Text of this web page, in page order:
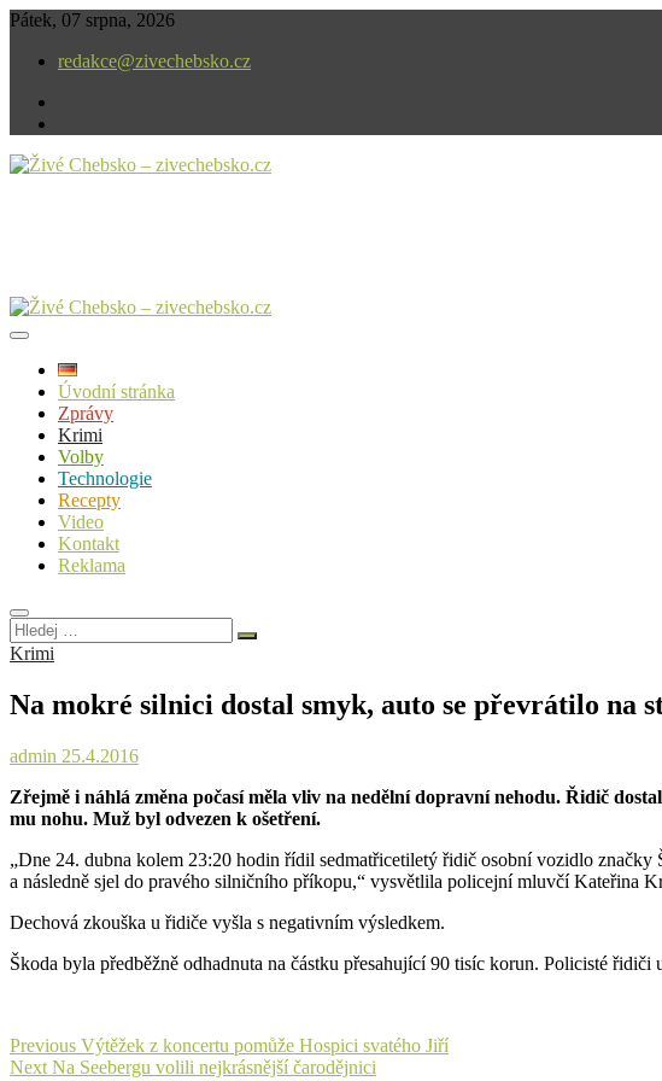
Skip
content
Pátek, 07 srpna, 2026
redakce@zivechebsko.cz
Úvodní stránka
Zprávy
Krimi
Volby
Technologie
Recepty
Video
Kontakt
Reklama
Hledej
…
Krimi
Na mokré silnici dostal smyk, auto se převrátilo na
admin 25.4.2016
Zřejmě i náhlá změna počasí měla vliv na nedělní dopravní nehodu. Řidič
mu nohu. Muž byl odvezen k ošetření.
„Dne 24. dubna kolem 23:20 hodin řídil sedmatřicetiletý řidič osobní vozidlo
a následně sjel do pravého silničního příkopu,“ vysvětlila policejní mluvčí Kateřina
Dechová zkouška u řidiče vyšla s negativním výsledkem.
Škoda byla předběžně odhadnuta na částku přesahující 90 tisíc korun. Policisté
Navigace
Previous Previous
post:
Výtěžek z koncertu pomůže Hospici svatého Jiří
Next Next
Na Seebergu volili nejkrásnější čarodějnici